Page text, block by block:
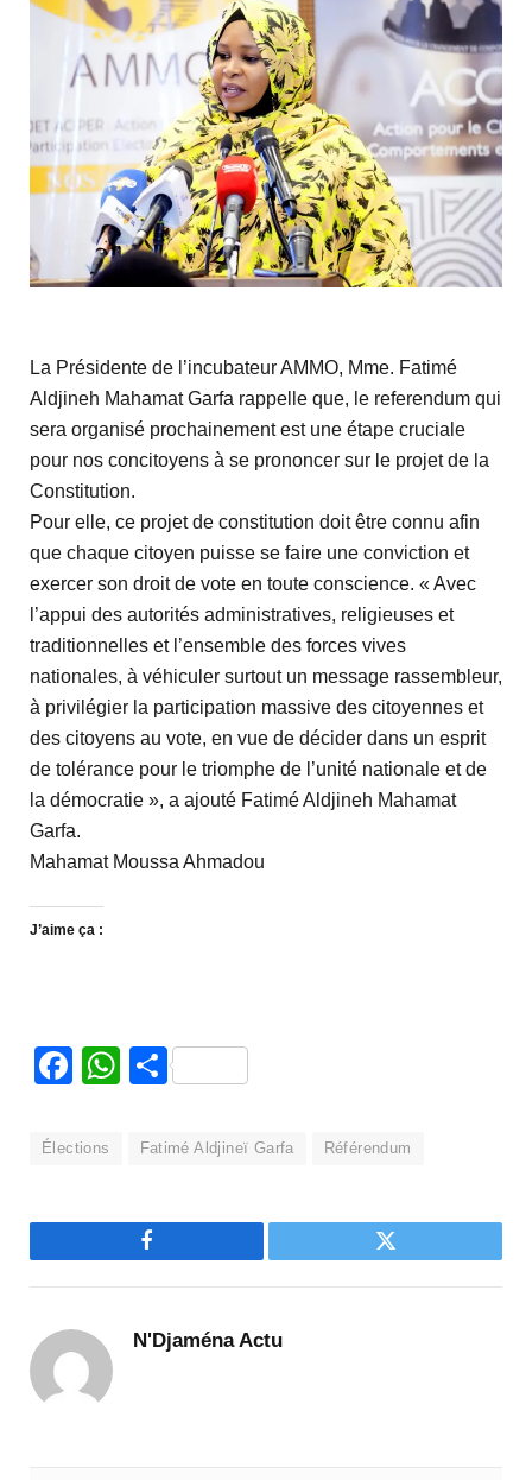
La Présidente de l’incubateur AMMO, Mme. Fatimé
Aldjineh Mahamat Garfa rappelle que, le referendum qui
sera organisé prochainement est une étape cruciale
pour nos concitoyens à se prononcer sur le projet de la
Constitution.
Pour elle, ce projet de constitution doit être connu afin
que chaque citoyen puisse se faire une conviction et
exercer son droit de vote en toute conscience. « Avec
l’appui des autorités administratives, religieuses et
traditionnelles et l’ensemble des forces vives
nationales, à véhiculer surtout un message rassembleur,
à privilégier la participation massive des citoyennes et
des citoyens au vote, en vue de décider dans un esprit
de tolérance pour le triomphe de l’unité nationale et de
la démocratie », a ajouté Fatimé Aldjineh Mahamat
Garfa.
Mahamat Moussa Ahmadou
J’aime ça :
Facebook
WhatsApp
Partager
Élections Fatimé Aldjineï Garfa Référendum
Facebook Twitter
N'Djaména Actu